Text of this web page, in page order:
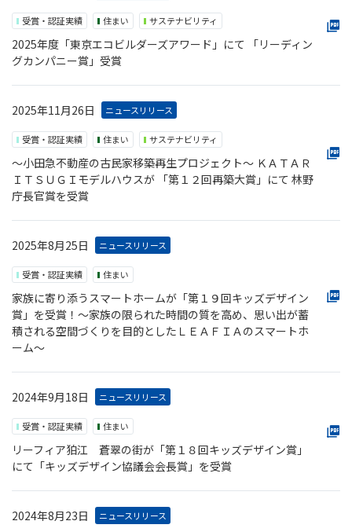
受賞・認証実績 住まい サステナビリティ
2025年度「東京エコビルダーズアワード」にて 「リーディン
グカンパニー賞」受賞
2025年11月26日 ニュースリリース
受賞・認証実績 住まい サステナビリティ
～小田急不動産の古民家移築再生プロジェクト～ ＫＡＴＡＲ
ＩＴＳＵＧＩモデルハウスが 「第１２回再築大賞」にて 林野
庁長官賞を受賞
2025年8月25日 ニュースリリース
受賞・認証実績 住まい
家族に寄り添うスマートホームが「第１９回キッズデザイン
賞」を受賞！～家族の限られた時間の質を高め、思い出が蓄
積される空間づくりを目的としたＬＥＡＦＩＡのスマートホ
ーム～
2024年9月18日 ニュースリリース
受賞・認証実績 住まい
リーフィア狛江 蒼翠の街が「第１８回キッズデザイン賞」
にて「キッズデザイン協議会会長賞」を受賞
2024年8月23日 ニュースリリース